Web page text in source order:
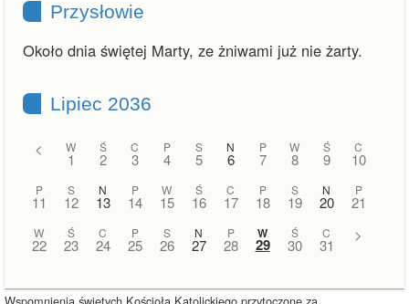
Przysłowie
Około dnia świętej Marty, ze żniwami już nie żarty.
Lipiec 2036
< W
1
Ś
2
C
3
P
4
S
5
N
6
P
7
W
8
Ś
9
C
10
P
11
S
12
N
13
P
14
W
15
Ś
16
C
17
P
18
S
19
N
20
P
21
W
22
Ś
23
C
24
P
25
S
26
N
27
P
28
W
29
Ś
30
C
31
>